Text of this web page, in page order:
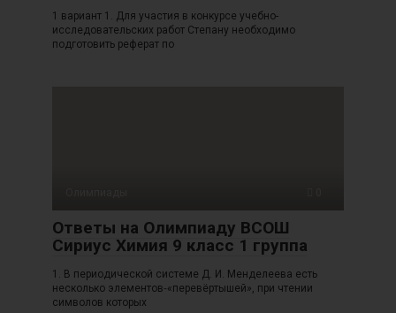
1 вариант 1. Для участия в конкурсе учебно-
исследовательских работ Степану необходимо
подготовить реферат по
Ответы на Олимпиаду ВСОШ
Сириус Химия 9 класс 1 группа
1. В периодической системе Д. И. Менделеева есть
несколько элементов‑«перевёртышей», при чтении
символов которых